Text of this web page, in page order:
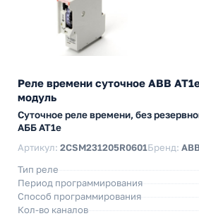
Реле времени суточное ABB
модуль
Суточное реле времени, без
АББ AT1e
Артикул: 2CSM231205R0601Бренд:
Тип реле
Период программирования
Способ программирования
Кол-во каналов